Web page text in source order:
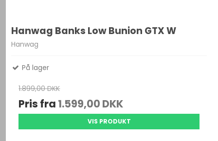
Hanwag Banks Low Bunion GTX W
Hanwag
På lager
1.899,00 DKK
Pris fra 1.599,00 DKK
VIS PRODUKT